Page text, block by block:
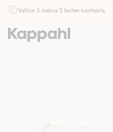
Valitse 3 maksa 2 lasten tuotteista
myymälässä ja verkossa. Ei voi yhdistää